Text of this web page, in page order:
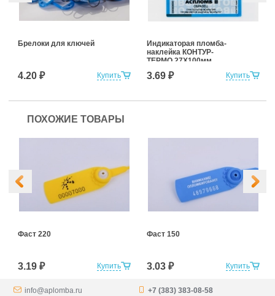
Купить
Брелоки для ключей
4.20 ₽ Купить
Индикаторая пломба-
наклейка КОНТУР-
ТЕРМО 27Х100мм
3.69 ₽
ПОХОЖИЕ ТОВАРЫ
Купить
Фаст 220
3.19 ₽ Купить
Фаст 150
3.03 ₽
info@aplomba.ru +7 (383) 383-08-58